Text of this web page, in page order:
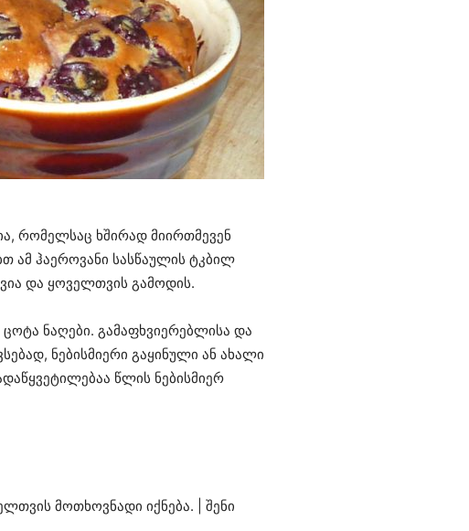
რომელსაც ხშირად მიირთმევენ
ამ ჰაეროვანი სასწაულის ტკბილ
და ყოველთვის გამოდის.
ნაღები. გამაფხვიერებლისა და
ნებისმიერი გაყინული ან ახალი
წლის ნებისმიერ